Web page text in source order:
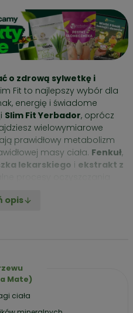
o zdrową sylwetkę i
Fit to najlepszy wybór dla
energię i świadome
Slim Fit Yerbador, oprócz
wielowymiarowe
prawidłowy metabolizm
masy ciała. Fenkuł,
lekarskiego i ekstrakt z
naturalnej zawartości
w którym natura i
z kunsztem zbierania i
trwają od 1951 roku.
opis
Mate)
ciała